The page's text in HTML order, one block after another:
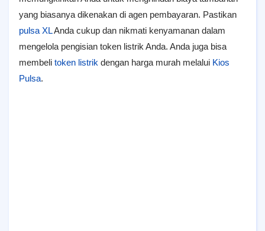
yang biasanya dikenakan di agen pembayaran. Pastikan
pulsa XLAnda cukup dan nikmati kenyamanan dalam
mengelola pengisian token listrik Anda. Anda juga bisa
membeli token listrik dengan harga murah melalui Kios
Pulsa.